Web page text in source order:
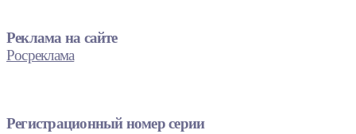
Реклама на сайте
Росреклама
Регистрационный номер серии